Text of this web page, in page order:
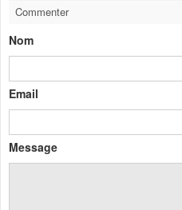
Commenter
Nom
Email
Message